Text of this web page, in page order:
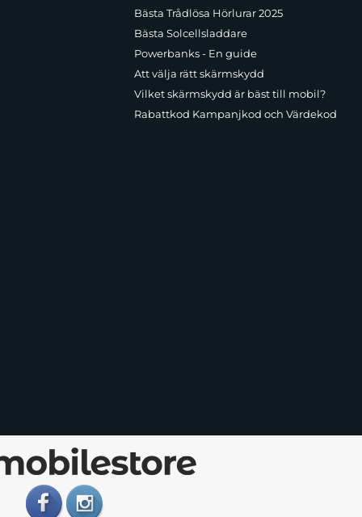
Bästa Trådlösa Hörlurar 2025
Bästa Solcellsladdare
Powerbanks - En guide
Att välja rätt skärmskydd
Vilket skärmskydd är bäst till mobil?
Rabattkod Kampanjkod och Värdekod